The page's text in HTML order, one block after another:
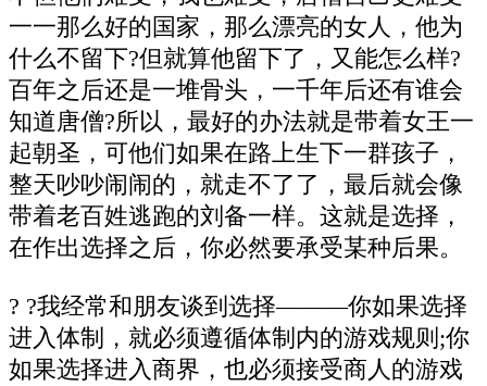
一一那么好的国家，那么漂亮的女人，他为
什么不留下?但就算他留下了，又能怎么样?
百年之后还是一堆骨头，一千年后还有谁会
知道唐僧?所以，最好的办法就是带着女王一
起朝圣，可他们如果在路上生下一群孩子，
整天吵吵闹闹的，就走不了了，最后就会像
带着老百姓逃跑的刘备一样。这就是选择，
在作出选择之后，你必然要承受某种后果。
? ?我经常和朋友谈到选择———你如果选择
进入体制，就必须遵循体制内的游戏规则;你
如果选择进入商界，也必须接受商人的游戏